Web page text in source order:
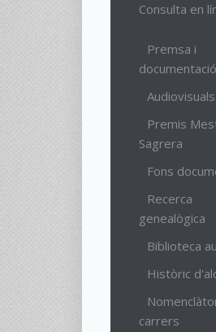
Consulta en
Premsa i
documentació
Audiovisuals
Premis
Sagrera
Fons
Recerca
genealògica
Biblioteca
Històric
carrers